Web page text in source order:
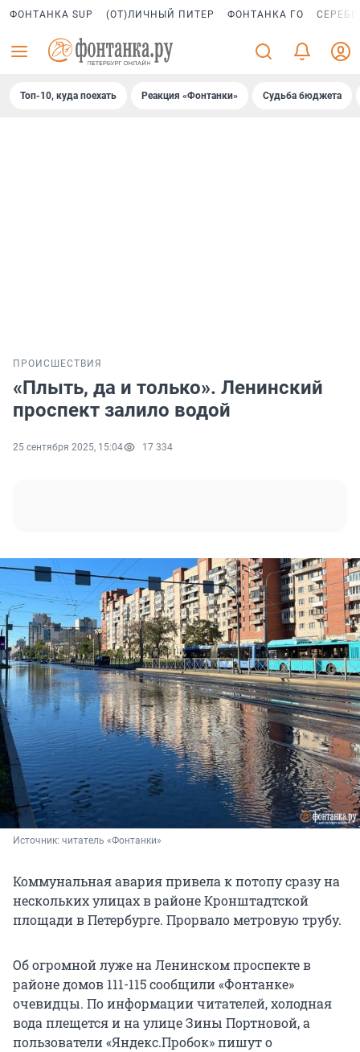
ФОНТАНКА SUP (ОТ)ЛИЧНЫЙ ПИТЕР ФОНТАНКА ГО
Топ-10, куда поехать Реакция «Фонтанки» Судьба бюджета
ПРОИСШЕСТВИЯ
«Плыть, да и только». Ленинский
проспект залило водой
25 сентября 2025, 15:04 17 334
Источник: читатель «Фонтанки»
Коммунальная авария привела к потопу сразу на
нескольких улицах в районе Кронштадтской
площади в Петербурге. Прорвало метровую трубу.
Об огромной луже на Ленинском проспекте в
районе домов 111-115 сообщили «Фонтанке»
очевидцы. По информации читателей, холодная
вода плещется и на улице Зины Портновой, а
пользователи «Яндекс.Пробок» пишут о